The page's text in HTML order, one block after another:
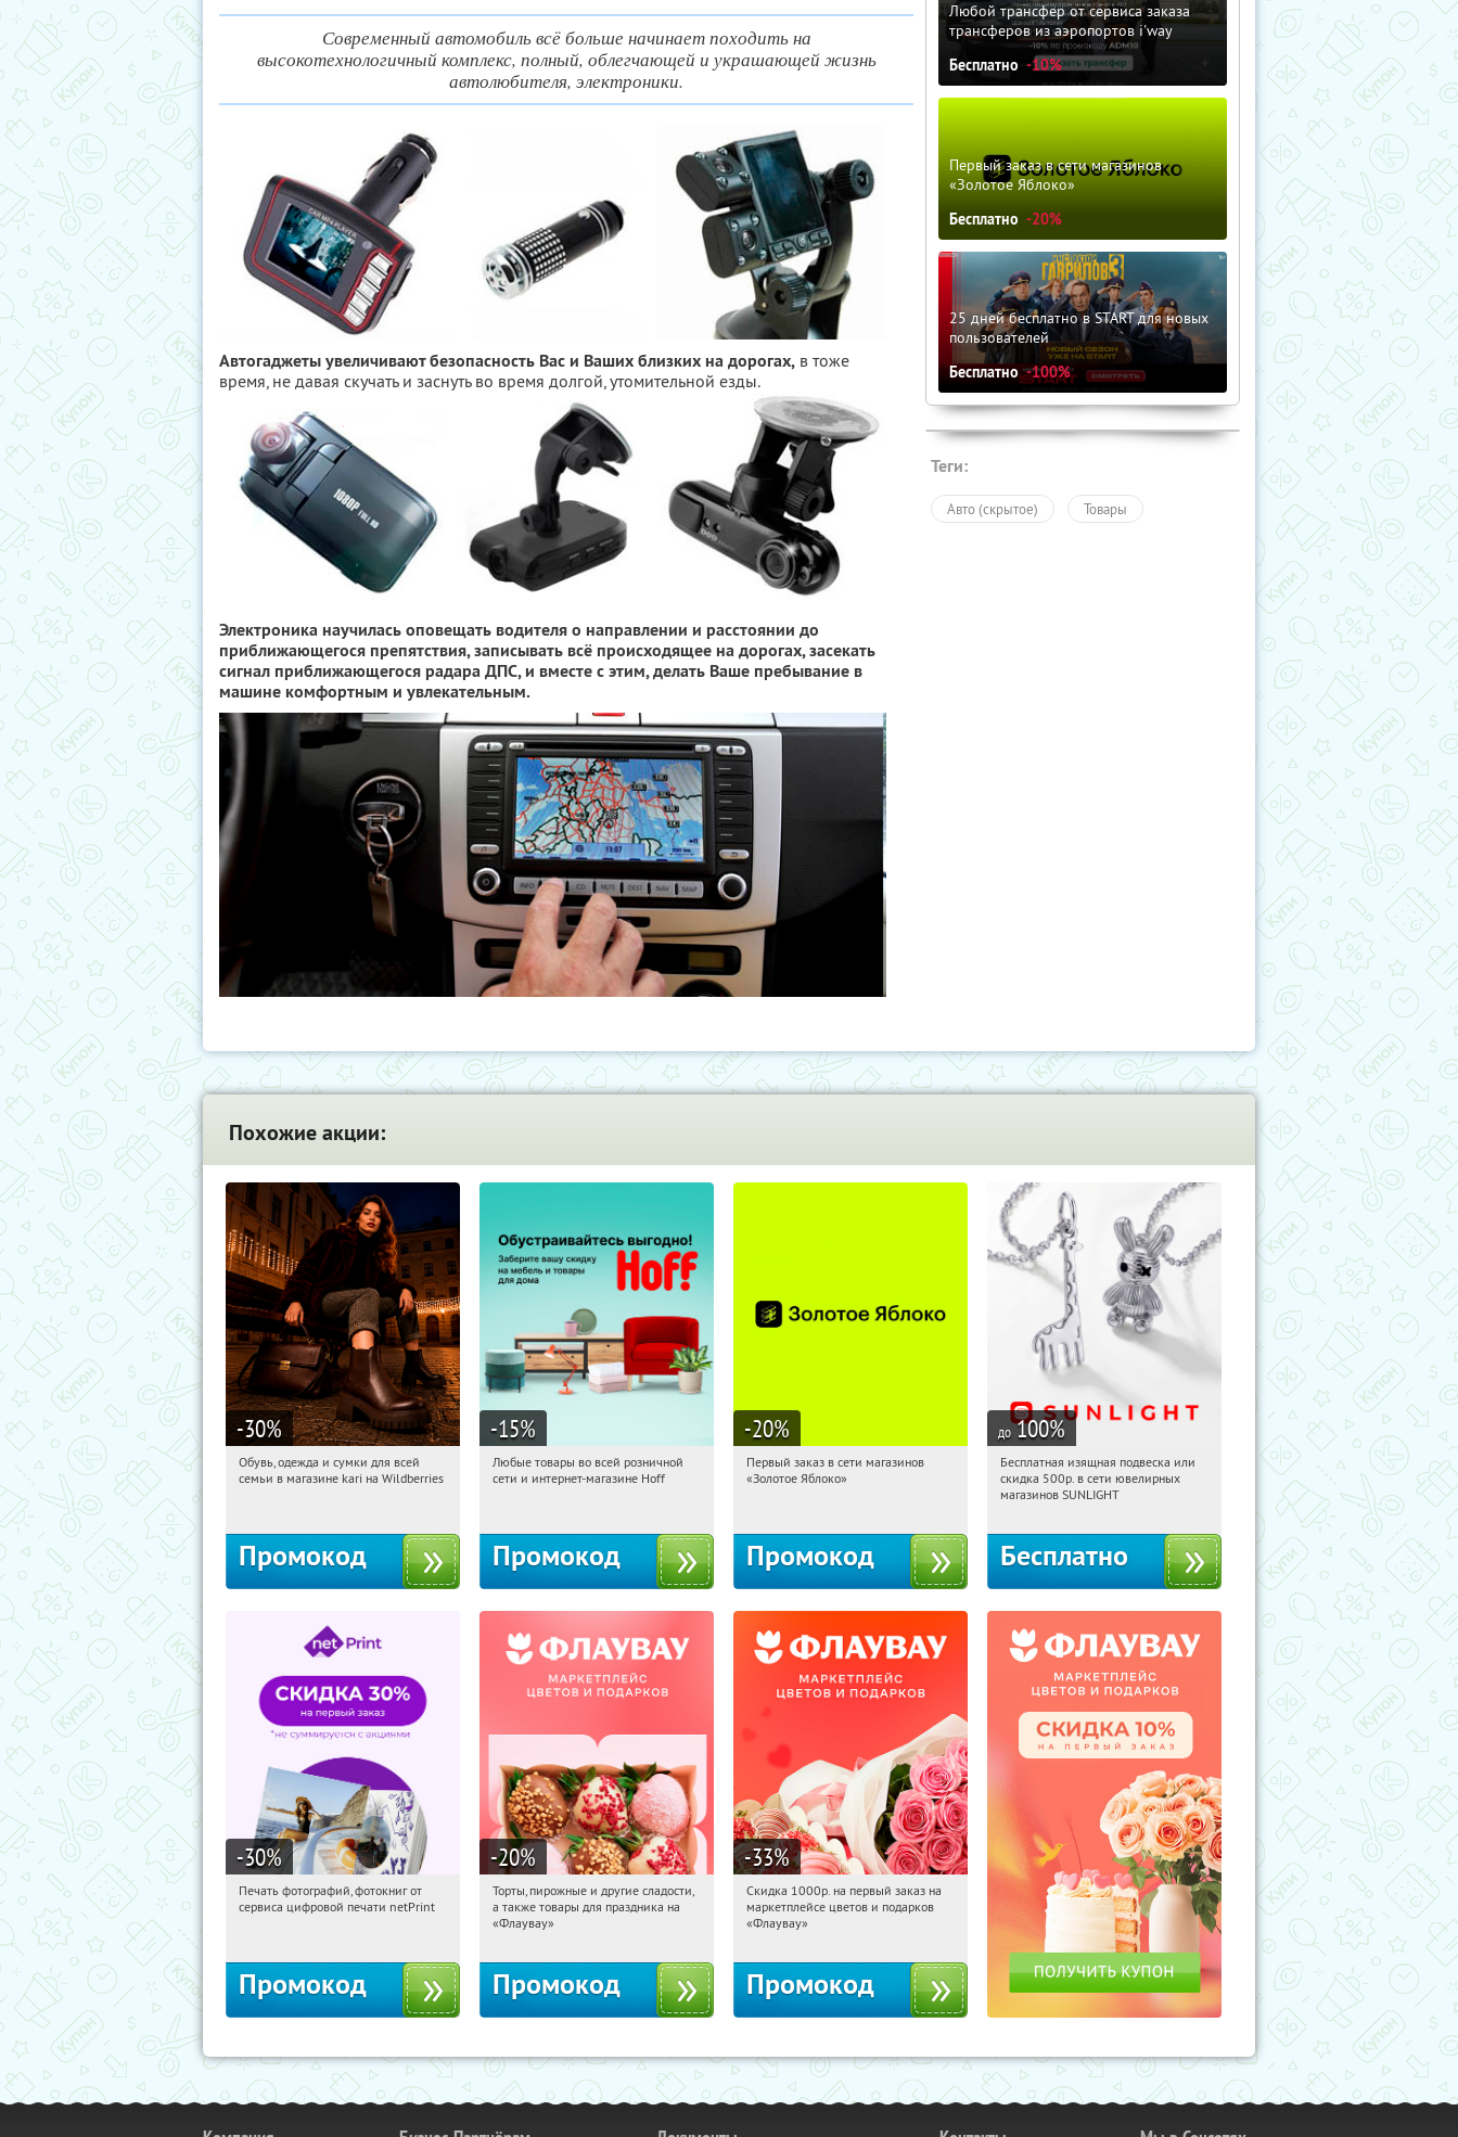
Современный автомобиль всё больше начинает походить на
высокотехнологичный комплекс, полный, облегчающей и украшающей жизнь
автолюбителя, электроники.
Автогаджеты увеличивают безопасность Вас и Ваших близких на дорогах, в тоже
время, не давая скучать и заснуть во время долгой, утомительной езды.
Электроника научилась оповещать водителя о направлении и расстоянии до
приближающегося препятствия, записывать всё происходящее на дорогах, засекать
сигнал приближающегося радара ДПС, и вместе с этим, делать Ваше пребывание в
машине комфортным и увлекательным.
Любой трансфер от сервиса заказа
трансферов из аэропортов i'way
Бесплатно -10%
Первый заказ в сети магазинов
«Золотое Яблоко»
Бесплатно -20%
25 дней бесплатно в START для новых
пользователей
Бесплатно -100%
Теги:
Авто (скрытое) Товары
Похожие акции:
-30%
20:29:39 Получили:
Обувь, одежда и сумки для всей
семьи в магазине kari на Wildberries
Промокод
-15%
20:29:39 Получили:
Любые товары во всей розничной
сети и интернет-магазине Hoff
Промокод
-20%
20:29:39
Получи первым!
Первый заказ в сети магазинов
«Золотое Яблоко»
Промокод
до 100%
20:29:39 Получили:
Россия
Бесплатная изящная подвеска или
скидка 500р. в сети ювелирных
магазинов SUNLIGHT
Бесплатно
-30%
20:29:39 Получили:
Печать фотографий, фотокниг от
сервиса цифровой печати netPrint
Промокод
-20%
20:29:39 Получили:
Россия
Торты, пирожные и другие сладости,
а также товары для праздника на
«Флаувау»
Промокод
-33%
20:29:39 Получили:
Россия
Скидка 1000р. на первый заказ на
маркетплейсе цветов и подарков
«Флаувау»
Промокод